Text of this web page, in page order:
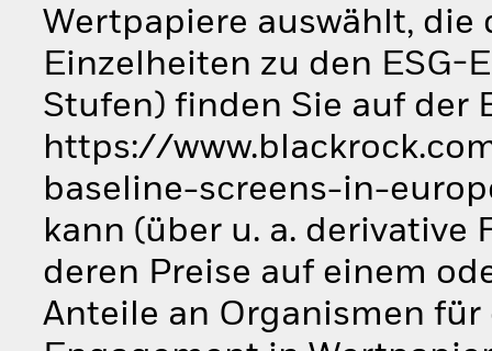
Wertpapiere auswählt, die
Einzelheiten zu den ESG-
Stufen) finden Sie auf der
https://
baseline-screens-in-
kann (über u. a. derivative
deren Preise auf einem
Anteile an Organismen